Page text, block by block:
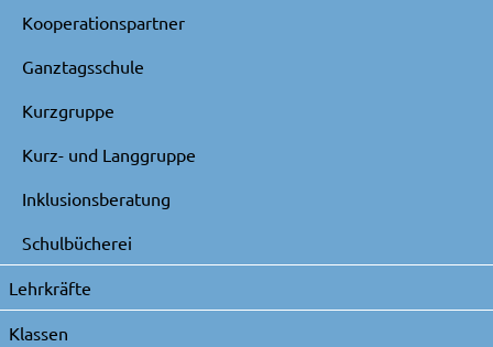
Kooperationspartner
Ganztagsschule
Kurzgruppe
Kurz- und Langgruppe
Inklusionsberatung
Schulbücherei
Lehrkräfte
Klassen